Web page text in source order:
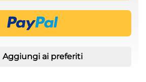
Aggiungi ai preferiti